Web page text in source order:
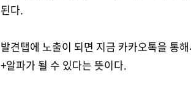
된다.
발견탭에 노출이 되면 지금 카카오톡을 통
+알파가 될 수 있다는 뜻이다.